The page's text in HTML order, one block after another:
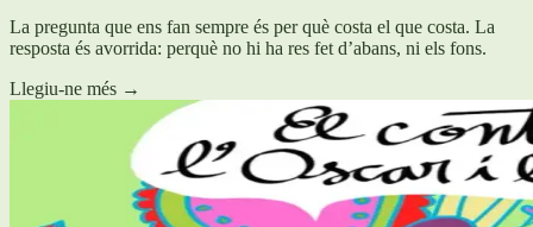
La pregunta que ens fan sempre és per què costa el que costa. La
resposta és avorrida: perquè no hi ha res fet d’abans, ni els fons.
Llegiu-ne més →